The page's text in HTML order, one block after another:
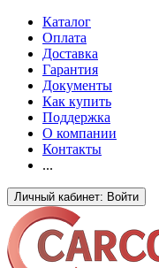
Каталог
Оплата
Доставка
Гарантия
Документы
Как купить
Поддержка
О компании
Контакты
...
Личный кабинет: Войти